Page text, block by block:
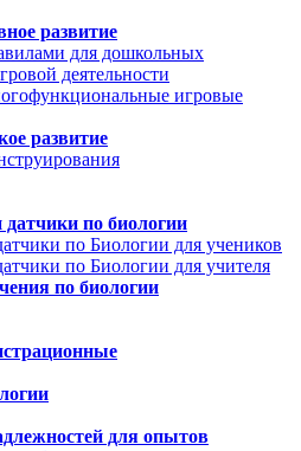
развитие
для дошкольных
деятельности
игровые
развитие
по биологии
по Биологии для учеников
по Биологии для учителя
по биологии
для опытов